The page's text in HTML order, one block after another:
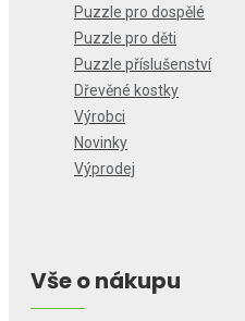
Puzzle pro dospělé
Puzzle pro děti
Puzzle příslušenství
Dřevěné kostky
Výrobci
Novinky
Výprodej
Vše o nákupu